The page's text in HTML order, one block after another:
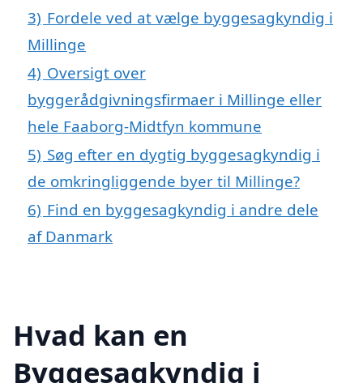
3) Fordele ved at vælge byggesagkyndig i
Millinge
4) Oversigt over
byggerådgivningsfirmaer i Millinge eller
hele Faaborg-Midtfyn kommune
5) Søg efter en dygtig byggesagkyndig i
de omkringliggende byer til Millinge?
6) Find en byggesagkyndig i andre dele
af Danmark
Hvad kan en
Byggesagkyndig i